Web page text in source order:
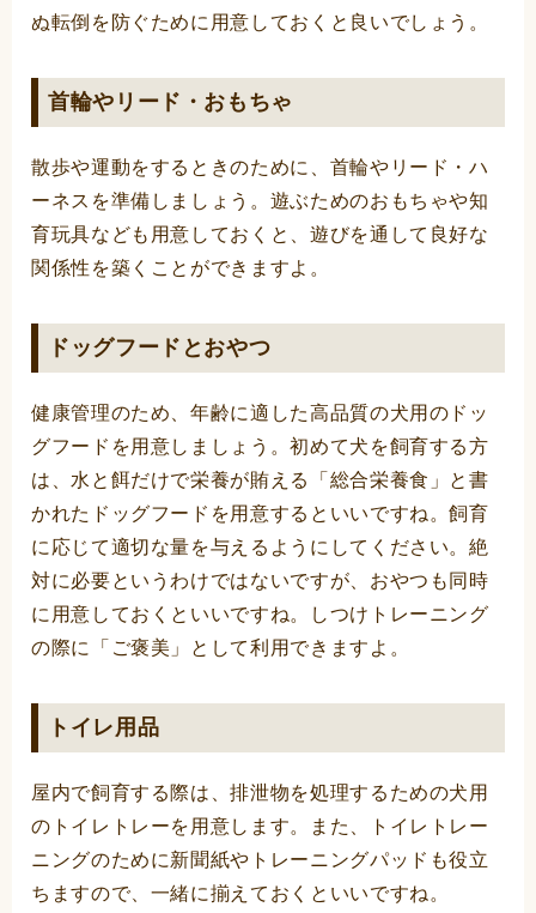
ぬ転倒を防ぐために用意しておくと良いでしょう。
首輪やリード・おもちゃ
散歩や運動をするときのために、首輪やリード・ハ
ーネスを準備しましょう。遊ぶためのおもちゃや知
育玩具なども用意しておくと、遊びを通して良好な
関係性を築くことができますよ。
ドッグフードとおやつ
健康管理のため、年齢に適した高品質の犬用のドッ
グフードを用意しましょう。初めて犬を飼育する方
は、水と餌だけで栄養が賄える「総合栄養食」と書
かれたドッグフードを用意するといいですね。飼育
に応じて適切な量を与えるようにしてください。絶
対に必要というわけではないですが、おやつも同時
に用意しておくといいですね。しつけトレーニング
の際に「ご褒美」として利用できますよ。
トイレ用品
屋内で飼育する際は、排泄物を処理するための犬用
のトイレトレーを用意します。また、トイレトレー
ニングのために新聞紙やトレーニングパッドも役立
ちますので、一緒に揃えておくといいですね。